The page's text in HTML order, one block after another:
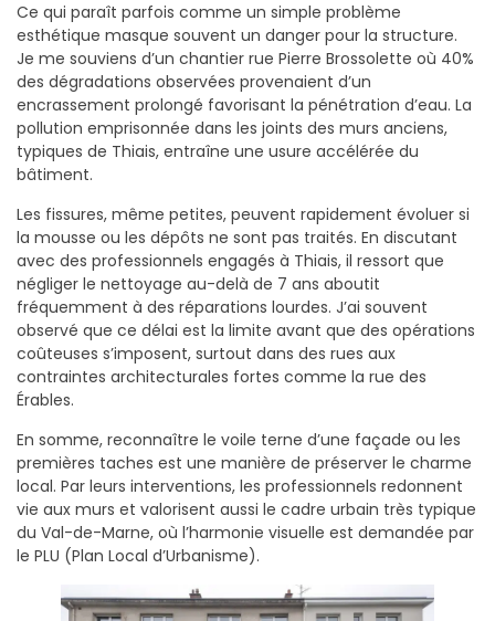
Ce qui paraît parfois comme un simple problème
esthétique masque souvent un danger pour la structure.
Je me souviens d’un chantier rue Pierre Brossolette où 40%
des dégradations observées provenaient d’un
encrassement prolongé favorisant la pénétration d’eau. La
pollution emprisonnée dans les joints des murs anciens,
typiques de Thiais, entraîne une usure accélérée du
bâtiment.
Les fissures, même petites, peuvent rapidement évoluer si
la mousse ou les dépôts ne sont pas traités. En discutant
avec des professionnels engagés à Thiais, il ressort que
négliger le nettoyage au-delà de 7 ans aboutit
fréquemment à des réparations lourdes. J’ai souvent
observé que ce délai est la limite avant que des opérations
coûteuses s’imposent, surtout dans des rues aux
contraintes architecturales fortes comme la rue des
Érables.
En somme, reconnaître le voile terne d’une façade ou les
premières taches est une manière de préserver le charme
local. Par leurs interventions, les professionnels redonnent
vie aux murs et valorisent aussi le cadre urbain très typique
du Val-de-Marne, où l’harmonie visuelle est demandée par
le PLU (Plan Local d’Urbanisme).